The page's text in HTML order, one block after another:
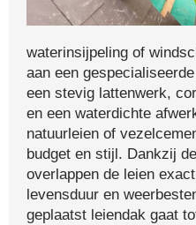
waterinsijpeling of
aan een
een stevig lattenwerk,
en een waterdichte
natuurleien of
budget en stijl. Dankzij
overlappen de leien
levensduur en
geplaatst leiendak gaat